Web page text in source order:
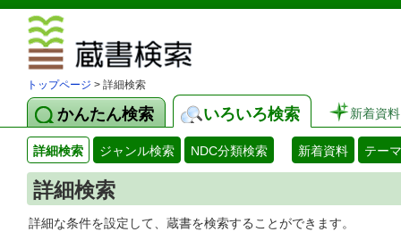
トップページ > 詳細検索
かんたん検索 いろいろ検索 新着資料
詳細検索 ジャンル検索 NDC分類検索 新着資料 テー
詳細検索
詳細な条件を設定して、蔵書を検索することができます。